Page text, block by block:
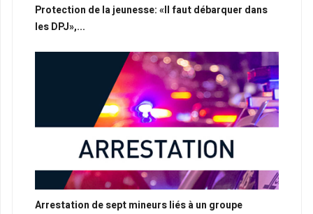
Protection de la jeunesse: «Il faut débarquer dans
les DPJ»,...
Arrestation de sept mineurs liés à un groupe